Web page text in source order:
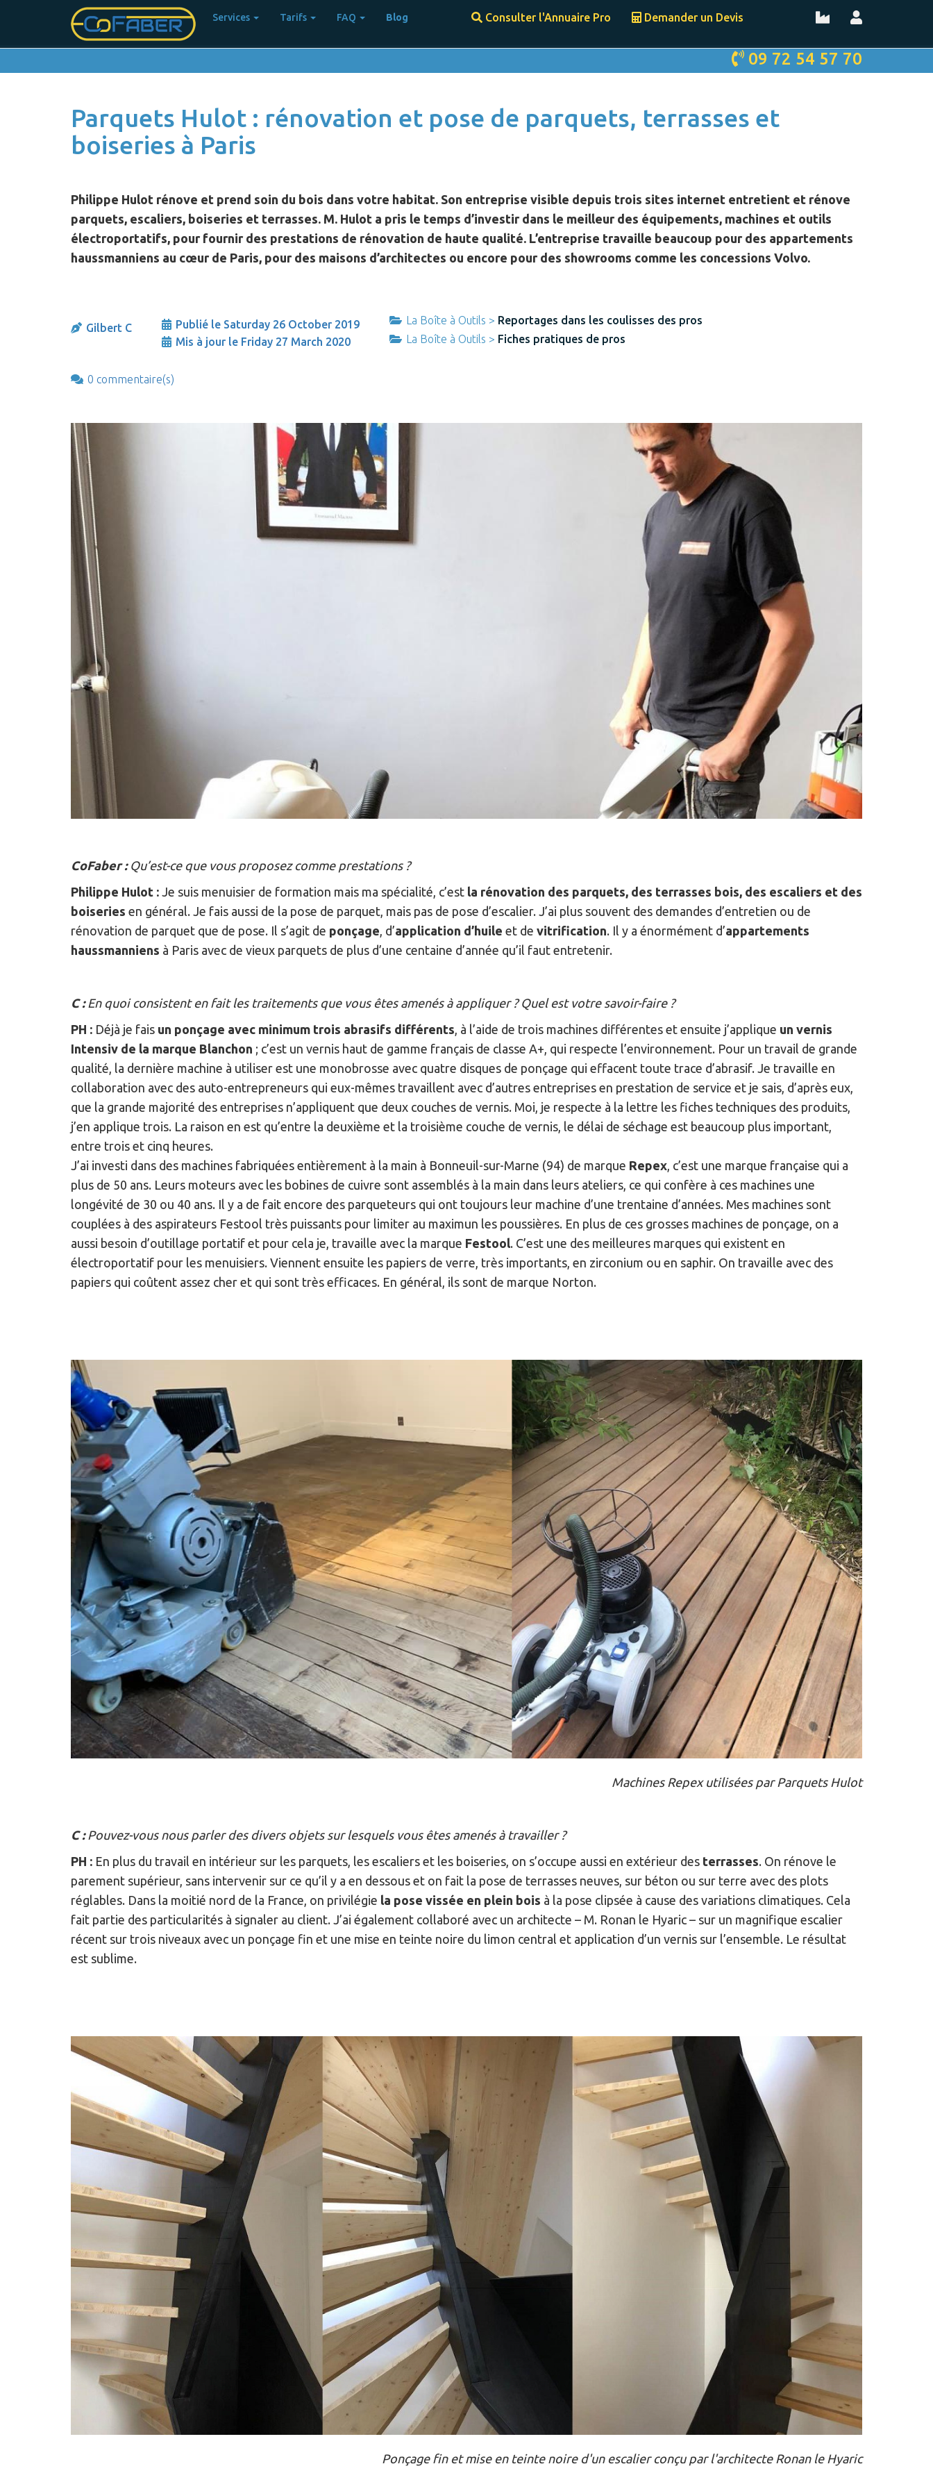
Skip
Main
navigation
Consulter l'Annuaire Pro Demander un Devis
Services Tarifs FAQ Blog
User
account
menu
[current-
user:field_prenom:value]
09 72 54 57 70
Parquets Hulot : rénovation et pose de parquets, terrasses et
boiseries à Paris
Philippe Hulot rénove et prend soin du bois dans votre habitat. Son entreprise visible depuis trois sites internet entretient et rénove
parquets, escaliers, boiseries et terrasses. M. Hulot a pris le temps d’investir dans le meilleur des équipements, machines et outils
électroportatifs, pour fournir des prestations de rénovation de haute qualité. L’entreprise travaille beaucoup pour des appartements
haussmanniens au cœur de Paris, pour des maisons d’architectes ou encore pour des showrooms comme les concessions Volvo.
Gilbert C
Publié le Saturday 26 October 2019
Mis à jour le Friday 27 March 2020
La Boîte à Outils > Reportages dans les coulisses des pros
La Boîte à Outils > Fiches pratiques de pros
0 commentaire(s)
CoFaber :Qu’est-ce que vous proposez comme prestations ?
Philippe Hulot : Je suis menuisier de formation mais ma spécialité, c’est la rénovation des parquets, des terrasses bois, des escaliers et des
boiseries en général. Je fais aussi de la pose de parquet, mais pas de pose d’escalier. J’ai plus souvent des demandes d’entretien ou de
rénovation de parquet que de pose. Il s’agit de ponçage, d’application d’huile et de vitrification. Il y a énormément d’appartements
haussmanniens à Paris avec de vieux parquets de plus d’une centaine d’année qu’il faut entretenir.
C :En quoi consistent en fait les traitements que vous êtes amenés à appliquer ? Quel est votre savoir-faire ?
PH : Déjà je fais un ponçage avec minimum trois abrasifs différents, à l’aide de trois machines différentes et ensuite j’applique un vernis
Intensiv de la marque Blanchon ; c’est un vernis haut de gamme français de classe A+, qui respecte l’environnement. Pour un travail de grande
qualité, la dernière machine à utiliser est une monobrosse avec quatre disques de ponçage qui effacent toute trace d’abrasif. Je travaille en
collaboration avec des auto-entrepreneurs qui eux-mêmes travaillent avec d’autres entreprises en prestation de service et je sais, d’après eux,
que la grande majorité des entreprises n’appliquent que deux couches de vernis. Moi, je respecte à la lettre les fiches techniques des produits,
j’en applique trois. La raison en est qu’entre la deuxième et la troisième couche de vernis, le délai de séchage est beaucoup plus important,
entre trois et cinq heures.
J’ai investi dans des machines fabriquées entièrement à la main à Bonneuil-sur-Marne (94) de marque Repex, c’est une marque française qui a
plus de 50 ans. Leurs moteurs avec les bobines de cuivre sont assemblés à la main dans leurs ateliers, ce qui confère à ces machines une
longévité de 30 ou 40 ans. Il y a de fait encore des parqueteurs qui ont toujours leur machine d’une trentaine d’années. Mes machines sont
couplées à des aspirateurs Festool très puissants pour limiter au maximun les poussières. En plus de ces grosses machines de ponçage, on a
aussi besoin d’outillage portatif et pour cela je, travaille avec la marque Festool. C’est une des meilleures marques qui existent en
électroportatif pour les menuisiers. Viennent ensuite les papiers de verre, très importants, en zirconium ou en saphir. On travaille avec des
papiers qui coûtent assez cher et qui sont très efficaces. En général, ils sont de marque Norton.
Machines Repex utilisées par Parquets Hulot
C :Pouvez-vous nous parler des divers objets sur lesquels vous êtes amenés à travailler ?
PH : En plus du travail en intérieur sur les parquets, les escaliers et les boiseries, on s’occupe aussi en extérieur des terrasses. On rénove le
parement supérieur, sans intervenir sur ce qu’il y a en dessous et on fait la pose de terrasses neuves, sur béton ou sur terre avec des plots
réglables. Dans la moitié nord de la France, on privilégie la pose vissée en plein bois à la pose clipsée à cause des variations climatiques. Cela
fait partie des particularités à signaler au client. J’ai également collaboré avec un architecte – M. Ronan le Hyaric – sur un magnifique escalier
récent sur trois niveaux avec un ponçage fin et une mise en teinte noire du limon central et application d’un vernis sur l’ensemble. Le résultat
est sublime.
Ponçage fin et mise en teinte noire d'un escalier conçu par l'architecte Ronan le Hyaric